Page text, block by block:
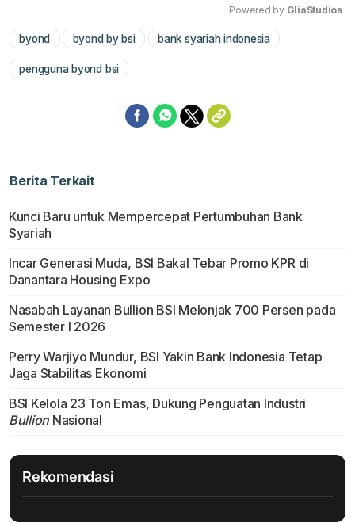
Powered by GliaStudios
byond byond by bsi bank syariah indonesia
pengguna byond bsi
Berita Terkait
Kunci Baru untuk Mempercepat Pertumbuhan Bank
Syariah
Incar Generasi Muda, BSI Bakal Tebar Promo KPR di
Danantara Housing Expo
Nasabah Layanan Bullion BSI Melonjak 700 Persen pada
Semester I 2026
Perry Warjiyo Mundur, BSI Yakin Bank Indonesia Tetap
Jaga Stabilitas Ekonomi
BSI Kelola 23 Ton Emas, Dukung Penguatan Industri
Bullion Nasional
Rekomendasi